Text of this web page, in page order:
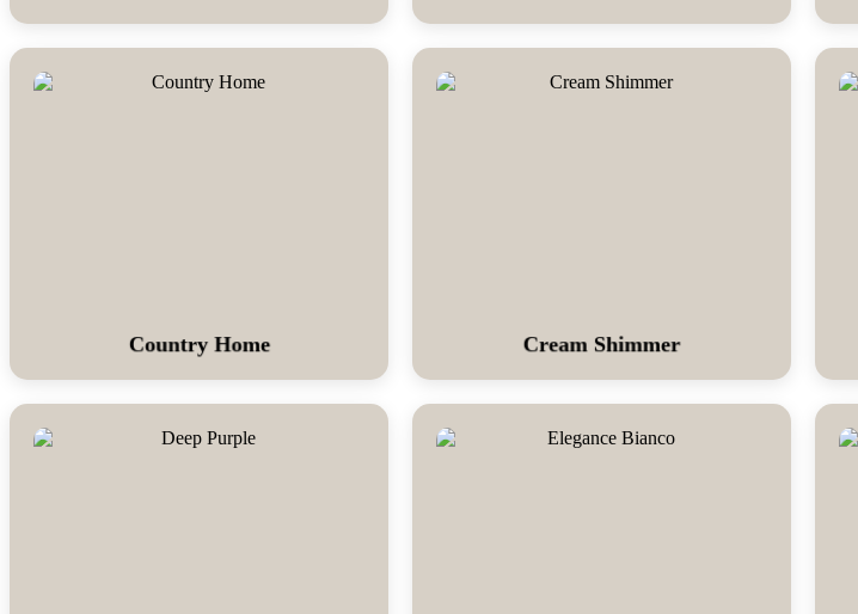
Country Home Cream Shimmer